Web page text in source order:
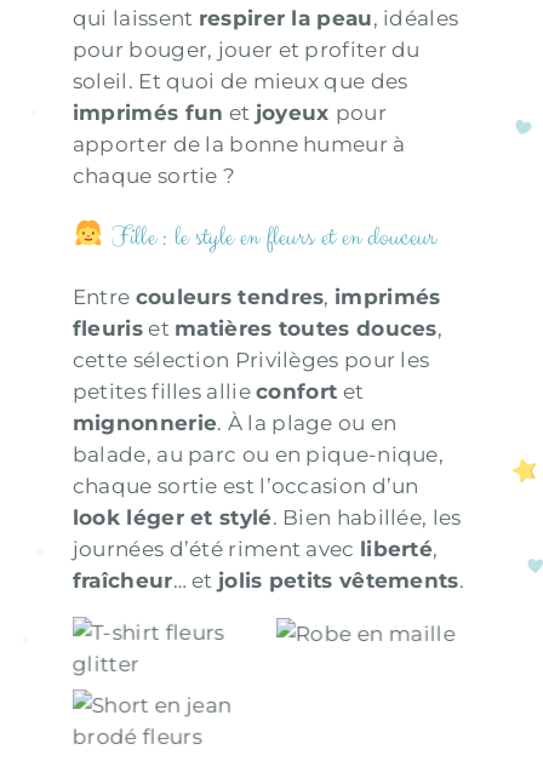
qui laissent respirer la peau, idéales
pour bouger, jouer et profiter du
soleil. Et quoi de mieux que des
imprimés fun et joyeux pour
apporter de la bonne humeur à
chaque sortie ?
Fille : le style en fleurs et en douceur
Entre couleurs tendres, imprimés
fleuriset matières toutes douces,
cette sélection Privilèges pour les
petites filles allieconfort et
mignonnerie. À la plage ou en
balade, au parc ou en pique-nique,
chaque sortie est l’occasion d’un
look léger et stylé. Bien habillée, les
journées d’été riment avec liberté,
fraîcheur… et jolis petits vêtements.
T-shirt fleurs
glitter
Robe en maille
fleurie
Short en jean
brodé fleurs